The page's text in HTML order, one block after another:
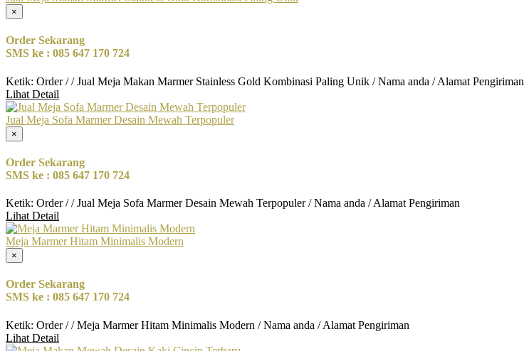
×
Order Sekarang
SMS ke : 085 647 170 724
Ketik: Order / / Jual Meja Makan Marmer Stainless Gold Kombinasi Paling Unik / Nama anda / Alamat Pengiriman
Lihat Detail
Jual Meja Sofa Marmer Desain Mewah Terpopuler
×
Order Sekarang
SMS ke : 085 647 170 724
Ketik: Order / / Jual Meja Sofa Marmer Desain Mewah Terpopuler / Nama anda / Alamat Pengiriman
Lihat Detail
Meja Marmer Hitam Minimalis Modern
×
Order Sekarang
SMS ke : 085 647 170 724
Ketik: Order / / Meja Marmer Hitam Minimalis Modern / Nama anda / Alamat Pengiriman
Lihat Detail